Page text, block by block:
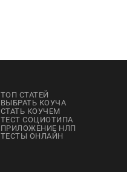
ТОП СТАТЕЙ
ВЫБРАТЬ КОУЧА
СТАТЬ КОУЧЕМ
ТЕСТ СОЦИОТИПА
ПРИЛОЖЕНИЕ НЛП
ТЕСТЫ ОНЛАЙН